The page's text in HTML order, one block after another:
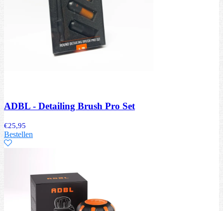
ADBL - Detailing Brush Pro Set
€25,95
Bestellen